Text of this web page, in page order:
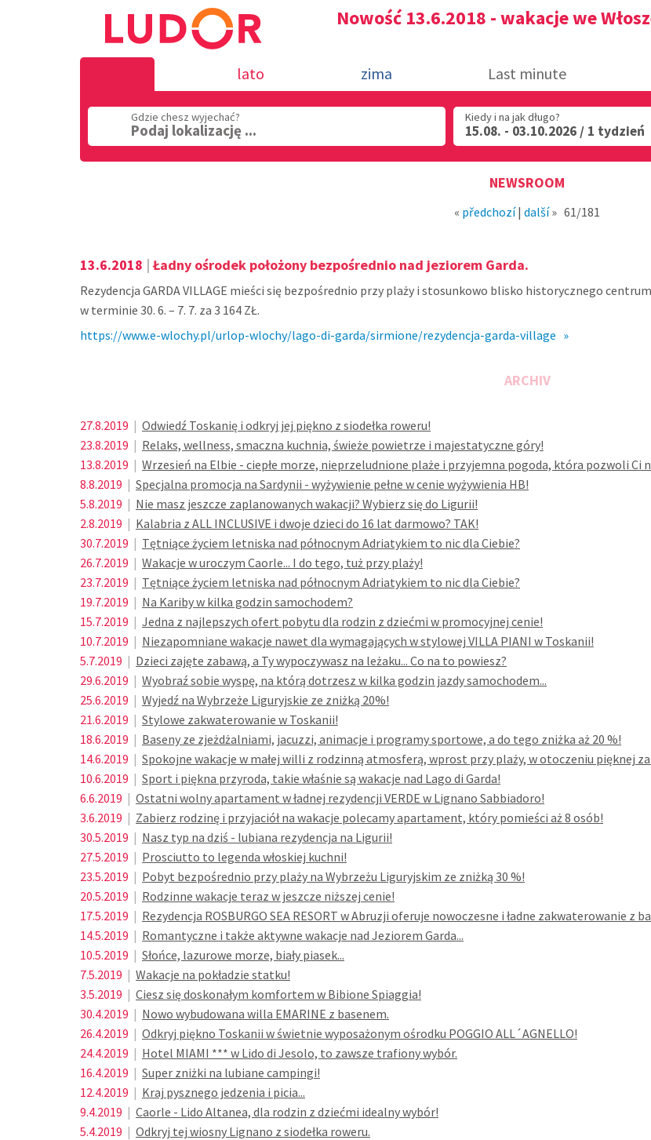
Nowość 13.6.2018 - wakacje we
lato zima Last minute
Gdzie chesz wyjechać?
Podaj lokalizację ...
Kiedy i na jak długo?
15.08. - 03.10.2026 / 1 tydzień
NEWSROOM
« předchozí| další» 61/181
13.6.2018 |Ładny ośrodek położony bezpośrednio nad jeziorem Garda.
Rezydencja GARDA VILLAGE mieści się bezpośrednio przy plaży i stosunkowo blisko historycznego
w terminie 30. 6. – 7. 7. za 3 164 ZŁ.
https://www.e-wlochy.pl/urlop-wlochy/lago-di-garda/sirmione/rezydencja-garda-village »
ARCHIV
27.8.2019 | Odwiedź Toskanię i odkryj jej piękno z siodełka roweru!
23.8.2019 | Relaks, wellness, smaczna kuchnia, świeże powietrze i majestatyczne góry!
13.8.2019 | Wrzesień na Elbie - ciepłe morze, nieprzeludnione plaże i przyjemna pogoda, która pozwoli Ci
8.8.2019 | Specjalna promocja na Sardynii - wyżywienie pełne w cenie wyżywienia HB!
5.8.2019 | Nie masz jeszcze zaplanowanych wakacji? Wybierz się do Ligurii!
2.8.2019 | Kalabria z ALL INCLUSIVE i dwoje dzieci do 16 lat darmowo? TAK!
30.7.2019 | Tętniące życiem letniska nad północnym Adriatykiem to nic dla Ciebie?
26.7.2019 | Wakacje w uroczym Caorle... I do tego, tuż przy plaży!
23.7.2019 | Tętniące życiem letniska nad północnym Adriatykiem to nic dla Ciebie?
19.7.2019 | Na Kariby w kilka godzin samochodem?
15.7.2019 | Jedna z najlepszych ofert pobytu dla rodzin z dziećmi w promocyjnej cenie!
10.7.2019 | Niezapomniane wakacje nawet dla wymagających w stylowej VILLA PIANI w Toskanii!
5.7.2019 | Dzieci zajęte zabawą, a Ty wypoczywasz na leżaku... Co na to powiesz?
29.6.2019 | Wyobraź sobie wyspę, na którą dotrzesz w kilka godzin jazdy samochodem...
25.6.2019 | Wyjedź na Wybrzeże Liguryjskie ze zniżką 20%!
21.6.2019 | Stylowe zakwaterowanie w Toskanii!
18.6.2019 | Baseny ze zjeżdżalniami, jacuzzi, animacje i programy sportowe, a do tego zniżka aż 20 %!
14.6.2019 | Spokojne wakacje w małej willi z rodzinną atmosferą, wprost przy plaży, w otoczeniu pięknej
10.6.2019 | Sport i piękna przyroda, takie właśnie są wakacje nad Lago di Garda!
6.6.2019 | Ostatni wolny apartament w ładnej rezydencji VERDE w Lignano Sabbiadoro!
3.6.2019 | Zabierz rodzinę i przyjaciół na wakacje polecamy apartament, który pomieści aż 8 osób!
30.5.2019 | Nasz typ na dziś - lubiana rezydencja na Ligurii!
27.5.2019 | Prosciutto to legenda włoskiej kuchni!
23.5.2019 | Pobyt bezpośrednio przy plaży na Wybrzeżu Liguryjskim ze zniżką 30 %!
20.5.2019 | Rodzinne wakacje teraz w jeszcze niższej cenie!
17.5.2019 | Rezydencja ROSBURGO SEA RESORT w Abruzji oferuje nowoczesne i ładne zakwaterowanie z
14.5.2019 | Romantyczne i także aktywne wakacje nad Jeziorem Garda...
10.5.2019 | Słońce, lazurowe morze, biały piasek...
7.5.2019 | Wakacje na pokładzie statku!
3.5.2019 | Ciesz się doskonałym komfortem w Bibione Spiaggia!
30.4.2019 | Nowo wybudowana willa EMARINE z basenem.
26.4.2019 | Odkryj piękno Toskanii w świetnie wyposażonym ośrodku POGGIO ALL´AGNELLO!
24.4.2019 | Hotel MIAMI *** w Lido di Jesolo, to zawsze trafiony wybór.
16.4.2019 | Super zniżki na lubiane campingi!
12.4.2019 | Kraj pysznego jedzenia i picia...
9.4.2019 | Caorle - Lido Altanea, dla rodzin z dziećmi idealny wybór!
5.4.2019 | Odkryj tej wiosny Lignano z siodełka roweru.